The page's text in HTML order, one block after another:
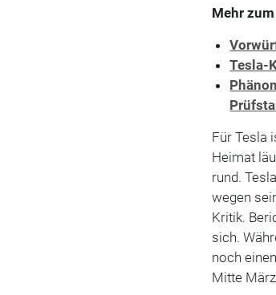
Mehr
Tesla-
Für Tesla
Heimat
rund.
wegen
Kritik.
sich.
noch
Mitte